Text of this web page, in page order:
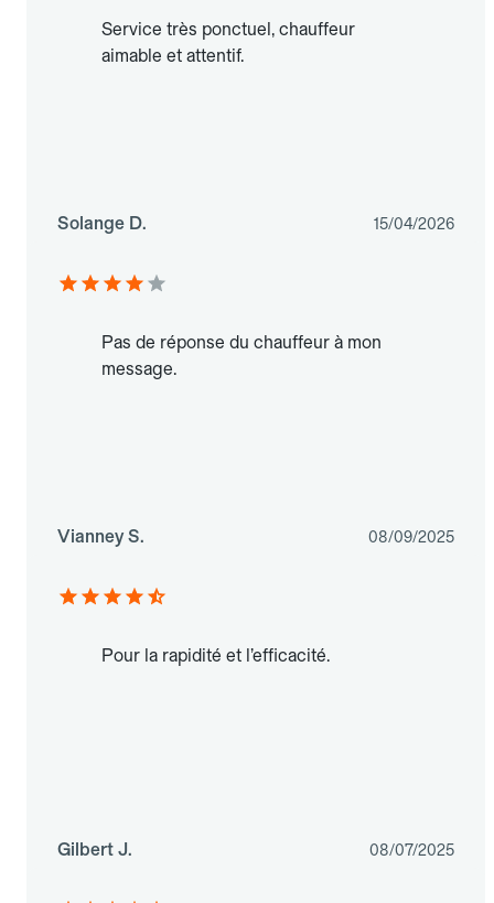
Service très ponctuel, chauffeur
aimable et attentif.
Solange D. 15/04/2026
Pas de réponse du chauffeur à mon
message.
Vianney S. 08/09/2025
Pour la rapidité et l’efficacité.
Gilbert J. 08/07/2025